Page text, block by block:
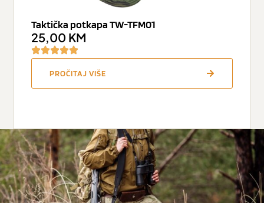
Taktička potkapa TW-TFM01
25,00 KM
PROČITAJ VIŠE